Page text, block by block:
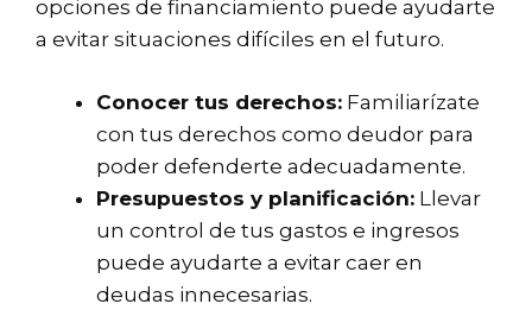
opciones de financiamiento puede ayudarte
a evitar situaciones difíciles en el futuro.
Conocer tus derechos: Familiarízate
con tus derechos como deudor para
poder defenderte adecuadamente.
Presupuestos y planificación: Llevar
un control de tus gastos e ingresos
puede ayudarte a evitar caer en
deudas innecesarias.